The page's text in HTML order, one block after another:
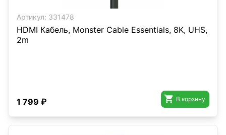
Артикул: 331478
HDMI Кабель, Monster Cable Essentials, 8K, UHS,
2m
1 799 ₽  В корзину